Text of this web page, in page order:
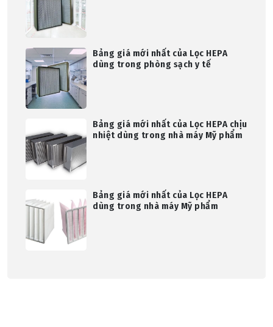
Bảng giá mới nhất của Lọc HEPA
dùng trong phòng sạch y tế
Bảng giá mới nhất của Lọc HEPA chịu
nhiệt dùng trong nhà máy Mỹ phẩm
Bảng giá mới nhất của Lọc HEPA
dùng trong nhà máy Mỹ phẩm